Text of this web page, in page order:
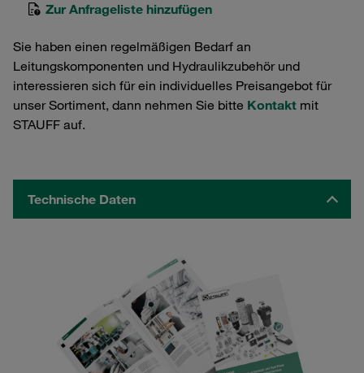
Zur Anfrageliste hinzufügen
Sie haben einen regelmäßigen Bedarf an
Leitungskomponenten und Hydraulikzubehör und
interessieren sich für ein individuelles Preisangebot für
unser Sortiment, dann nehmen Sie bitte Kontakt mit
STAUFF auf.
Technische Daten